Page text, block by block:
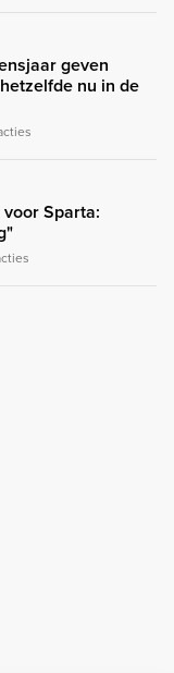
geven
nu in de
Sparta: